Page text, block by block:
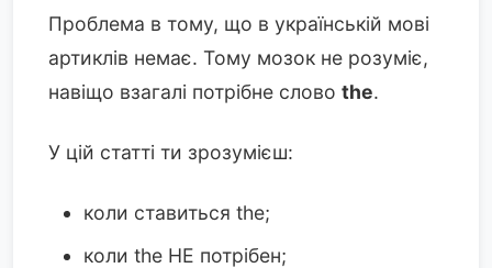
Проблема в тому, що в українській мові
артиклів немає. Тому мозок не розуміє,
навіщо взагалі потрібне слово the.
У цій статті ти зрозумієш:
коли ставиться the;
коли the НЕ потрібен;